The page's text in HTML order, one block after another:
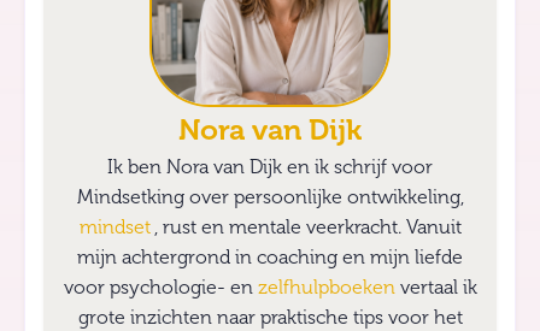
Nora van Dijk
Ik ben Nora van Dijk en ik schrijf voor
Mindsetking over persoonlijke ontwikkeling,
mindset , rust en mentale veerkracht. Vanuit
mijn achtergrond in coaching en mijn liefde
voor psychologie- en zelfhulpboeken vertaal ik
grote inzichten naar praktische tips voor het